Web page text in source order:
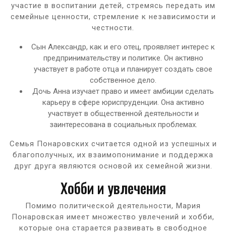
участие в воспитании детей, стремясь передать им
семейные ценности, стремление к независимости и
честности.
Сын Александр, как и его отец, проявляет интерес к
предпринимательству и политике. Он активно
участвует в работе отца и планирует создать свое
собственное дело.
Дочь Анна изучает право и имеет амбиции сделать
карьеру в сфере юриспруденции. Она активно
участвует в общественной деятельности и
заинтересована в социальных проблемах.
Семья Понаровских считается одной из успешных и
благополучных, их взаимопонимание и поддержка
друг друга являются основой их семейной жизни.
Хобби и увлечения
Помимо политической деятельности, Мария
Понаровская имеет множество увлечений и хобби,
которые она старается развивать в свободное